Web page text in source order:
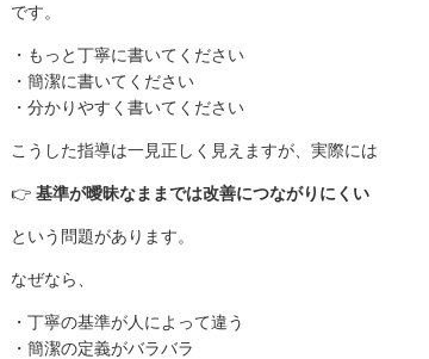
です。
・もっと丁寧に書いてください
・簡潔に書いてください
・分かりやすく書いてください
こうした指導は一見正しく見えますが、実際には
👉 基準が曖昧なままでは改善につながりにくい
という問題があります。
なぜなら、
・丁寧の基準が人によって違う
・簡潔の定義がバラバラ